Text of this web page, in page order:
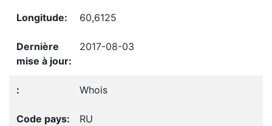
60,6125
2017-08-03
Whois
RU